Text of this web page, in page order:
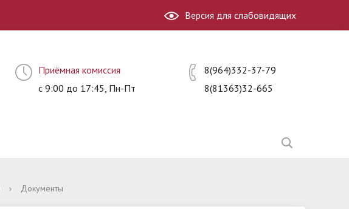
Версия для слабовидящих
Приёмная комиссия
с 9:00 до 17:45, Пн-Пт
8(964)332-37-79
8(81363)32-665
› Документы